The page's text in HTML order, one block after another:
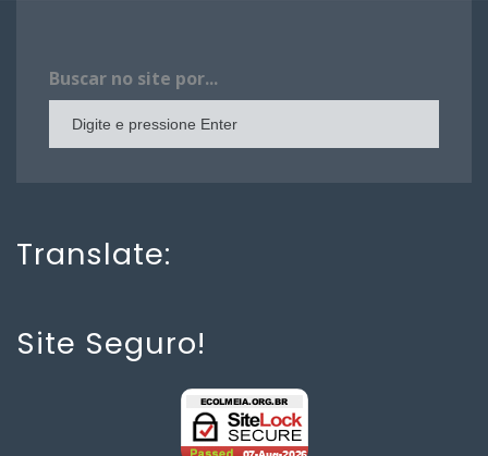
Buscar no site por...
Translate:
Site Seguro!